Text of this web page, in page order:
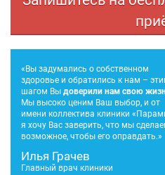
«Вы задумались о собственном
здоровье и обратились к нам –
шагом Вы доверили нам свою
Мы высоко ценим Ваш выбор, и от
имени коллектива клиники
я хочу Вас заверить, что мы
возможное, чтобы его оправдать.»
Илья Грачев
Главный врач клиники